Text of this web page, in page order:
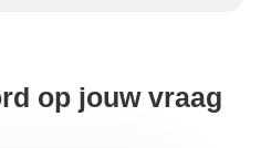
op jouw vraag